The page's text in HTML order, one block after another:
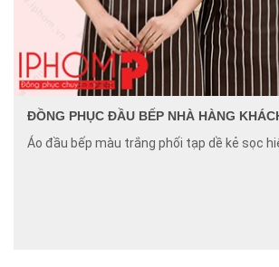
ĐỒNG PHỤC ĐẦU BẾP NHÀ HÀNG
Áo đầu bếp màu trắng phối tạp dề kẻ sọc